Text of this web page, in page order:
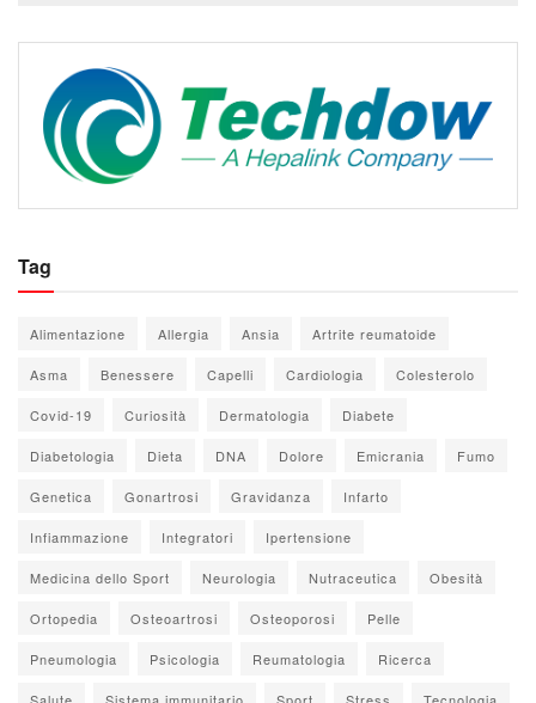
Tag
Alimentazione Allergia Ansia Artrite reumatoide
Asma Benessere Capelli Cardiologia Colesterolo
Covid-19 Curiosità Dermatologia Diabete
Diabetologia Dieta DNA Dolore Emicrania Fumo
Genetica Gonartrosi Gravidanza Infarto
Infiammazione Integratori Ipertensione
Medicina dello Sport Neurologia Nutraceutica Obesità
Ortopedia Osteoartrosi Osteoporosi Pelle
Pneumologia Psicologia Reumatologia Ricerca